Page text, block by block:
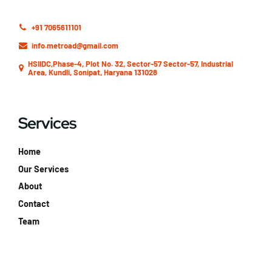
+91 7065611101
info.metroad@gmail.com
HSIIDC,Phase-4, Plot No. 32, Sector-57 Sector-57, Industrial
Area, Kundli, Sonipat, Haryana 131028
Services
Home
Our Services
About
Contact
Team